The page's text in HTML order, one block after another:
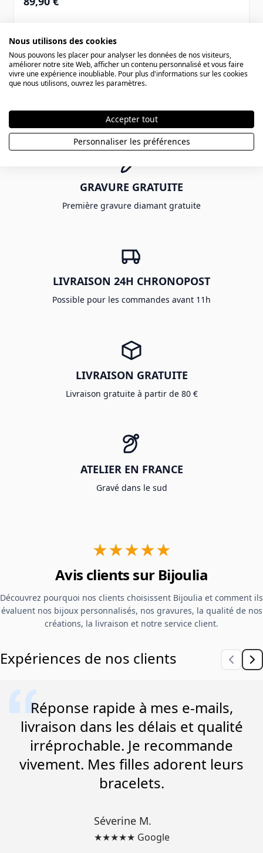
4articles Afficher
GRAVURE GRATUITE
Première gravure diamant gratuite
LIVRAISON 24H CHRONOPOST
Possible pour les commandes avant 11h
LIVRAISON GRATUITE
Livraison gratuite à partir de 80 €
ATELIER EN FRANCE
Gravé dans le sud
★★★★★
Avis clients sur Bijoulia
Découvrez pourquoi nos clients choisissent Bijoulia et comment ils
évaluent nos bijoux personnalisés, nos gravures, la qualité de nos
créations, la livraison et notre service client.
Expériences de nos clients
Réponse rapide à mes e-mails,
livraison dans les délais et qualité
irréprochable. Je recommande
vivement. Mes filles adorent leurs
bracelets.
Séverine M.
★★★★★ Google
Nous utilisons des cookies
Nous pouvons les placer pour analyser les données de nos visiteurs,
améliorer notre site Web, afficher un contenu personnalisé et vous faire
vivre une expérience inoubliable. Pour plus d'informations sur les cookies
que nous utilisons, ouvrez les paramètres.
Accepter tout
Personnaliser les préférences